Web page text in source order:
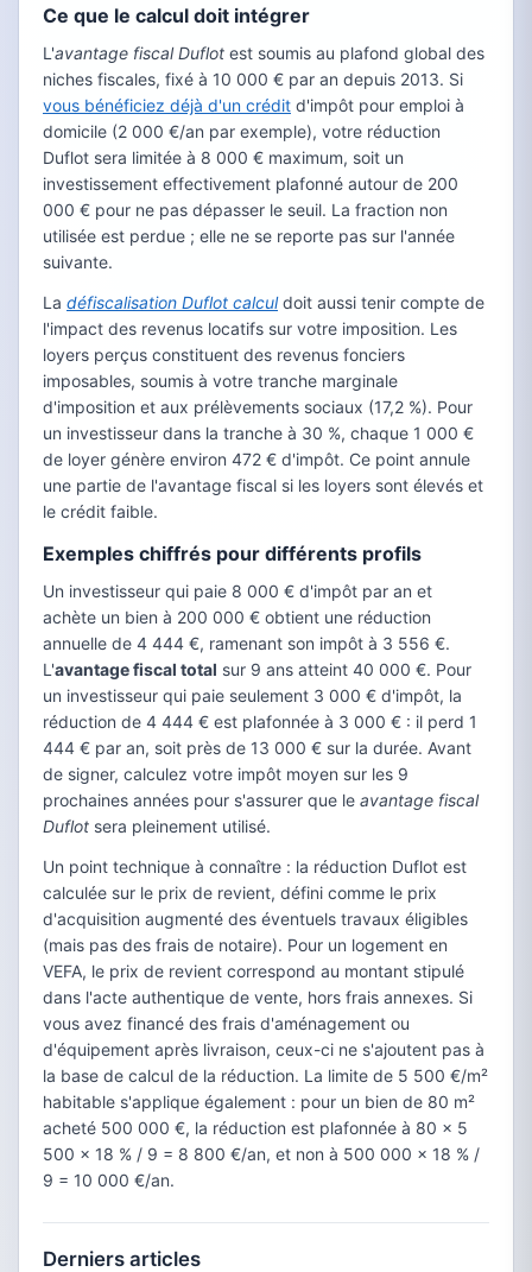
Ce que le calcul doit intégrer
L'avantage fiscal Duflot est soumis au plafond global des
niches fiscales, fixé à 10 000 € par an depuis 2013. Si
vous bénéficiez déjà d'un crédit d'impôt pour emploi à
domicile (2 000 €/an par exemple), votre réduction
Duflot sera limitée à 8 000 € maximum, soit un
investissement effectivement plafonné autour de 200
000 € pour ne pas dépasser le seuil. La fraction non
utilisée est perdue ; elle ne se reporte pas sur l'année
suivante.
La défiscalisation Duflot calculdoit aussi tenir compte de
l'impact des revenus locatifs sur votre imposition. Les
loyers perçus constituent des revenus fonciers
imposables, soumis à votre tranche marginale
d'imposition et aux prélèvements sociaux (17,2 %). Pour
un investisseur dans la tranche à 30 %, chaque 1 000 €
de loyer génère environ 472 € d'impôt. Ce point annule
une partie de l'avantage fiscal si les loyers sont élevés et
le crédit faible.
Exemples chiffrés pour différents profils
Un investisseur qui paie 8 000 € d'impôt par an et
achète un bien à 200 000 € obtient une réduction
annuelle de 4 444 €, ramenant son impôt à 3 556 €.
L'avantage fiscal total sur 9 ans atteint 40 000 €. Pour
un investisseur qui paie seulement 3 000 € d'impôt, la
réduction de 4 444 € est plafonnée à 3 000 € : il perd 1
444 € par an, soit près de 13 000 € sur la durée. Avant
de signer, calculez votre impôt moyen sur les 9
prochaines années pour s'assurer que le avantage fiscal
Duflot sera pleinement utilisé.
Un point technique à connaître : la réduction Duflot est
calculée sur le prix de revient, défini comme le prix
d'acquisition augmenté des éventuels travaux éligibles
(mais pas des frais de notaire). Pour un logement en
VEFA, le prix de revient correspond au montant stipulé
dans l'acte authentique de vente, hors frais annexes. Si
vous avez financé des frais d'aménagement ou
d'équipement après livraison, ceux-ci ne s'ajoutent pas à
la base de calcul de la réduction. La limite de 5 500 €/m²
habitable s'applique également : pour un bien de 80 m²
acheté 500 000 €, la réduction est plafonnée à 80 × 5
500 × 18 % / 9 = 8 800 €/an, et non à 500 000 × 18 % /
9 = 10 000 €/an.
Derniers articles